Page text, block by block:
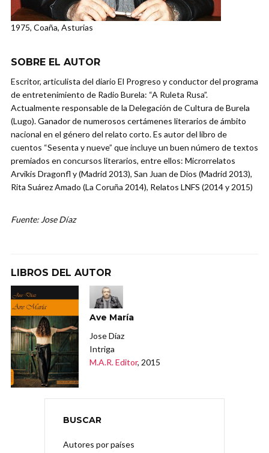
1975, Coaña, Asturias
SOBRE EL AUTOR
Escritor, articulista del diario El Progreso y conductor del programa
de entretenimiento de Radio Burela: “A Ruleta Rusa”.
Actualmente responsable de la Delegación de Cultura de Burela
(Lugo). Ganador de numerosos certámenes literarios de ámbito
nacional en el género del relato corto. Es autor del libro de
cuentos “Sesenta y nueve” que incluye un buen número de textos
premiados en concursos literarios, entre ellos: Microrrelatos
Arvikis Dragonfl y (Madrid 2013), San Juan de Dios (Madrid 2013),
Rita Suárez Amado (La Coruña 2014), Relatos LNFS (2014 y 2015)
Fuente: Jose Díaz
LIBROS DEL AUTOR
Ave María
Jose Díaz
Intriga
M.A.R. Editor, 2015
BUSCAR
Autores por países